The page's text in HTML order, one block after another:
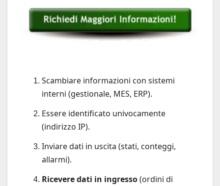
Scambiare informazioni con sistemi
interni (gestionale, MES, ERP).
Essere identificato univocamente
(indirizzo IP).
Inviare dati in uscita (stati, conteggi,
allarmi).
Ricevere dati in ingresso(ordini di